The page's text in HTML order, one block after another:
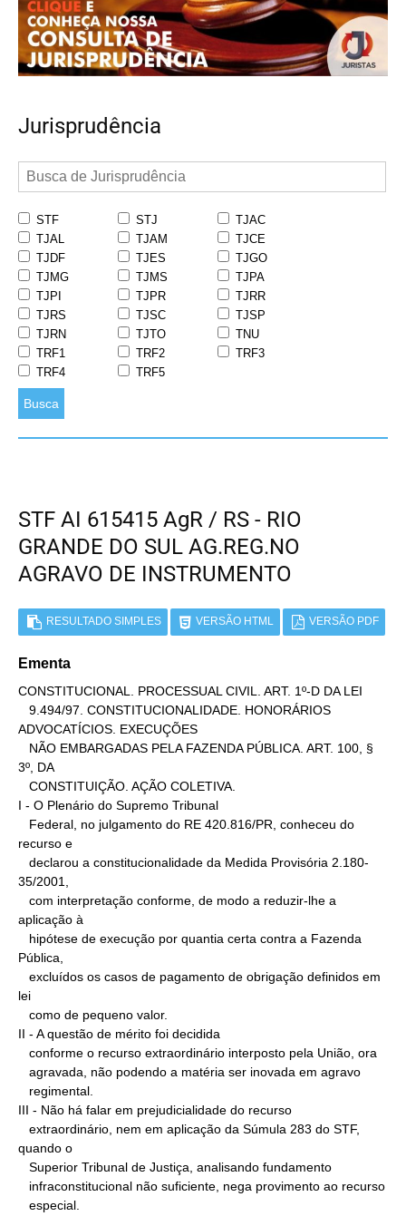
Jurisprudência
STF STJ
TJAC
TJAL
TJAM
TJCE
TJDF
TJES
TJGO
TJMG
TJMS
TJPA
TJPI
TJPR
TJRR
TJRS
TJSC
TJSP
TJRN
TJTO
TNU
TRF1
TRF2
TRF3
TRF4
TRF5
Busca
STF AI 615415 AgR / RS - RIO
GRANDE DO SUL AG.REG.NO
AGRAVO DE INSTRUMENTO
RESULTADO SIMPLES VERSÃO HTML VERSÃO PDF
Ementa
CONSTITUCIONAL. PROCESSUAL CIVIL. ART. 1º-D DA LEI
ADVOCATÍCIOS. EXECUÇÕES
3º, DA
I - O Plenário do Supremo Tribunal
recurso e
35/2001,
aplicação à
Pública,
lei
II - A questão de mérito foi decidida
III - Não há falar em prejudicialidade do recurso
quando o